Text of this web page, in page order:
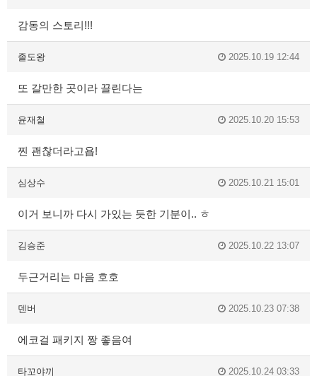
감동의 스토리!!!
졸도왕 2025.10.19 12:44
또 갈만한 곳이라 끌린다는
윤재철 2025.10.20 15:53
찐 괜찮더라고욥!
심상수 2025.10.21 15:01
이거 보니까 다시 가있는 듯한 기분이.. ㅎ
김승준 2025.10.22 13:07
두근거리는 마음 호호
덴버 2025.10.23 07:38
에코걸 패키지 짱 좋음여
타꼬야끼 2025.10.24 03:33